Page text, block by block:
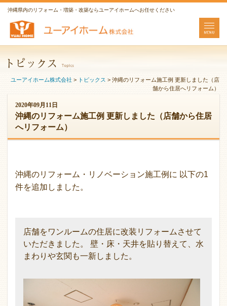
沖縄県内のリフォーム・増築・改築ならユーアイホームへお任せください
ユーアイホーム株式会社 > トピックス > 沖縄のリフォーム施工例 更新しました（店
舗から住居へリフォーム）
2020年09月11日
沖縄のリフォーム施工例 更新しました（店舗から住居
へリフォーム）
沖縄のリフォーム・リノベーション施工例に 以下の1
件を追加しました。
店舗をワンルームの住居に改装リフォームさせて
いただきました。 壁・床・天井を貼り替えて、水
まわりや玄関も一新しました。